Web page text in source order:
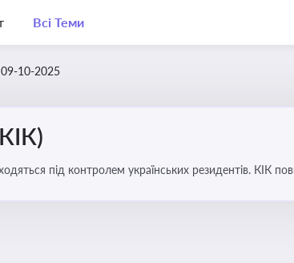
Всі Теми
09-10-2025
під контролем українських резидентів. КІК